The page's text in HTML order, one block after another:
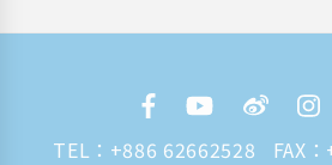
TEL： +886 62662528
FAX